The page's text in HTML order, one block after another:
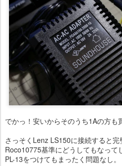
でかっ！安いからそのうち1Aの方も
さっそくLenz LS150に接続すると完
Roco10775基準にどうしてもなって
PL-13をつけてもまったく問題なし。